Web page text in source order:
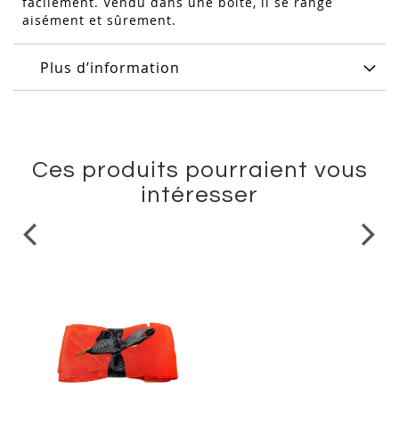
aisément et sûrement.
Plus d’information
Ces produits pourraient vous
intéresser